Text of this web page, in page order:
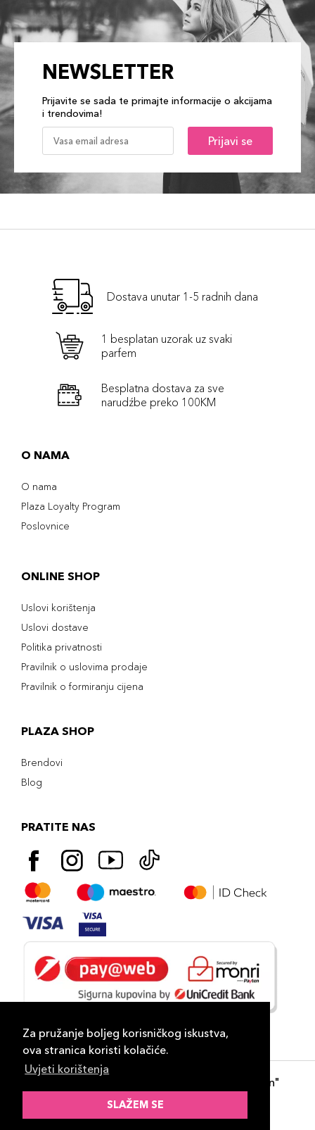
Za pružanje boljeg korisničkog iskustva,
ova stranica koristi kolačiće.
Uvjeti korištenja
SLAŽEM SE
NEWSLETTER
Prijavite se sada te primajte informacije o akcijama
i trendovima!
Prijavi se
Dostava unutar 1-5 radnih dana
1 besplatan uzorak uz svaki
parfem
Besplatna dostava za sve
narudźbe preko 100KM
O NAMA
O nama
Plaza Loyalty Program
Poslovnice
ONLINE SHOP
Uslovi korištenja
Uslovi dostave
Politika privatnosti
Pravilnik o uslovima prodaje
Pravilnik o formiranju cijena
PLAZA SHOP
Brendovi
Blog
PRATITE NAS
- "DP Lux Distribution"
d.o.o. Banja Luka
ID-S Consulting d.o.o. Sarajevo